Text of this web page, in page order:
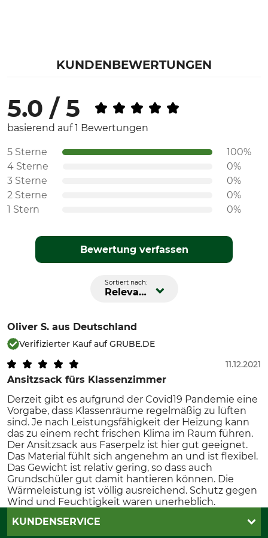
KUNDENBEWERTUNGEN
5.0 / 5
basierend auf 1 Bewertungen
5 Sterne
100%
4 Sterne
0%
3 Sterne
0%
2 Sterne
0%
1 Stern
0%
Bewertung verfassen
Sortiert nach:
Relevanz
Oliver S. aus Deutschland
Verifizierter Kauf auf GRUBE.DE
Ansitzsack fürs Klassenzimmer
11.12.2021
Derzeit gibt es aufgrund der Covid19 Pandemie eine
Vorgabe, dass Klassenräume regelmäßig zu lüften
sind. Je nach Leistungsfähigkeit der Heizung kann
das zu einem recht frischen Klima im Raum führen.
Der Ansitzsack aus Faserpelz ist hier gut geeignet.
Das Material fühlt sich angenehm an und ist flexibel.
Das Gewicht ist relativ gering, so dass auch
Grundschüler gut damit hantieren können. Die
Wärmeleistung ist völlig ausreichend. Schutz gegen
Wind und Feuchtigkeit waren unerheblich.
KUNDENSERVICE